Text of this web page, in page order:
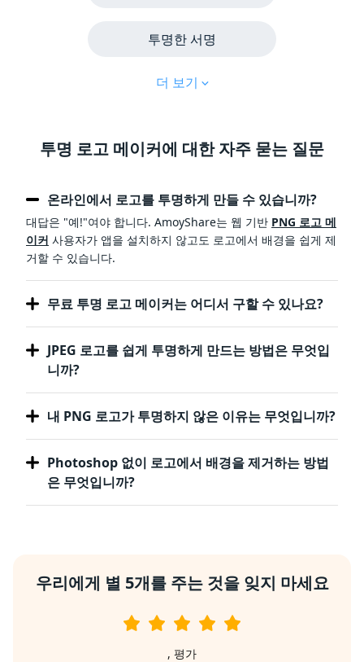
투명한 서명
더 보기
투명 로고 메이커에 대한 자주 묻는 질문
온라인에서 로고를 투명하게 만들 수 있습니까?
대답은 "예!"여야 합니다. AmoyShare는 웹 기반 PNG 로고 메
이커 사용자가 앱을 설치하지 않고도 로고에서 배경을 쉽게 제
거할 수 있습니다.
무료 투명 로고 메이커는 어디서 구할 수 있나요?
JPEG 로고를 쉽게 투명하게 만드는 방법은 무엇입
니까?
내 PNG 로고가 투명하지 않은 이유는 무엇입니까?
Photoshop 없이 로고에서 배경을 제거하는 방법
은 무엇입니까?
우리에게 별 5개를 주는 것을 잊지 마세요
, 평가